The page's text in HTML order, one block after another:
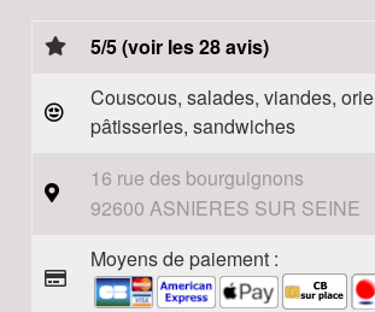
5/5 (voir les 28 avis)
Couscous, salades, viandes,
pâtisseries, sandwiches
16 rue des bourguignons
92600 ASNIERES SUR SEINE
Moyens de paiement :